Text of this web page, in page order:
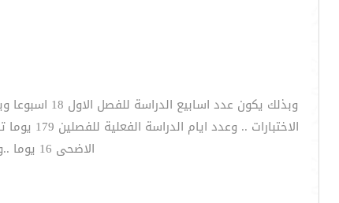
الاضحى 16 يوما ..وعدد ايام اجازة منتصف العام 9 ايام .. وعدد ايام اجازة منتصف الفصل الدراسي الثاني 9 ايام .